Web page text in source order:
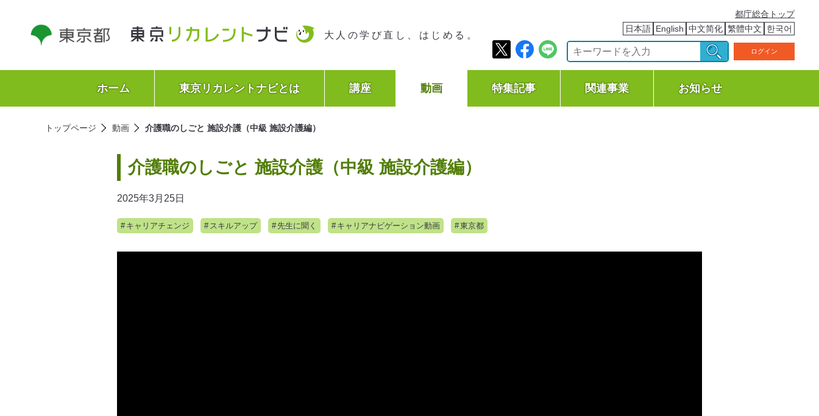
大人の学び直し、はじめる。
都庁総合トップ
日本語 English 中文简化 繁體中文 한국어
ログイン
ホーム 東京リカレントナビとは 講座 動画 特集記事 関連事業 お知らせ
トップページ 動画 介護職のしごと 施設介護（中級 施設介護編）
介護職のしごと 施設介護（中級 施設介護編）
2025年3月25日
キャリアチェンジ スキルアップ 先生に聞く キャリアナビゲーション動画 東京都